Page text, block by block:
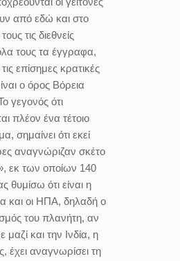
από εδώ και στο
τις διεθνείς
τους τα έγγραφα,
επίσημες κρατικές
ο όρος Βόρεια
γεγονός ότι
πλέον ένα τέτοιο
σημαίνει ότι εκεί
αναγνώριζαν σκέτο
εκ των οποίων 140
θυμίσω ότι είναι η
και οι ΗΠΑ, δηλαδή ο
του πλανήτη, αν
και την Ινδία, η
έχει αναγνωρίσει τη